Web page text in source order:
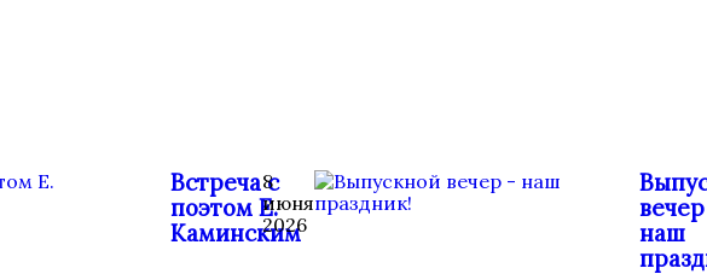
Встреча с
поэтом Е.
Каминским
8
июня
2026
наш